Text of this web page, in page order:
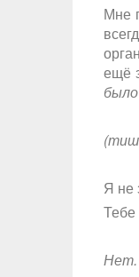
Мне
ещё
Я не
Тебе
Нет.